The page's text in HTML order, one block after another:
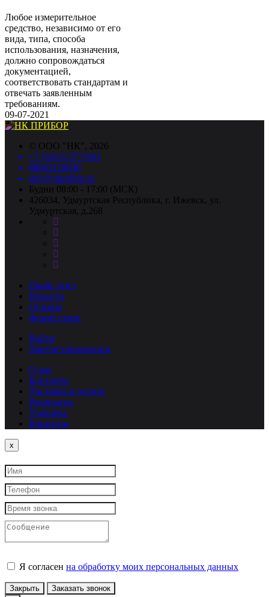
Любое измерительное
средство, независимо от его
вида, типа, способа
использования, назначения,
должно сопровождаться
документацией,
соответствовать стандартам и
отвечать заявленным
требованиям.
09-07-2021
© ООО "НК", 2026
+7 (3412) 277-001
88005118036
info@nkpribor.ru
Будни 08:00 - 17:00 (МСК)
426034, Удмуртская Республика, г. Ижевск, ул.
Удмуртская, д.268
Прайс-лист
Новости
Отзывы
Форма связи
Войти
Зарегистрироваться
О нас
Контакты
Доставка и оплата
Реквизиты
Упаковка
Вакансии
x
Я согласен на обработку моих персональных данных
Закрыть Заказать звонок